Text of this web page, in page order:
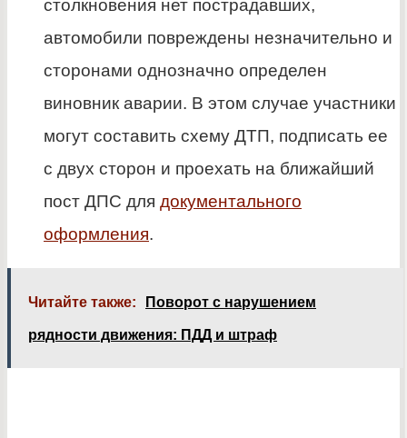
столкновения нет пострадавших,
автомобили повреждены незначительно и
сторонами однозначно определен
виновник аварии. В этом случае участники
могут составить схему ДТП, подписать ее
с двух сторон и проехать на ближайший
пост ДПС для документального
оформления.
Читайте также: Поворот с нарушением
рядности движения: ПДД и штраф